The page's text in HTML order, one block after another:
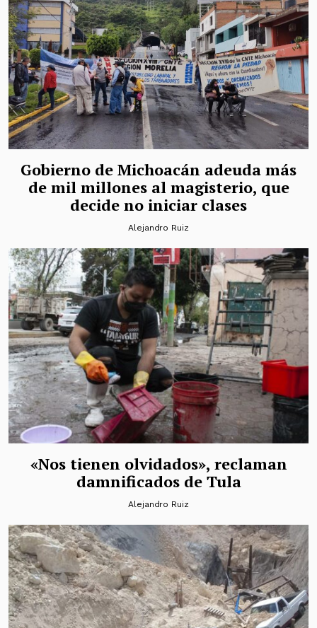
Gobierno de Michoacán adeuda más
de mil millones al magisterio, que
decide no iniciar clases
Alejandro Ruiz
«Nos tienen olvidados», reclaman
damnificados de Tula
Alejandro Ruiz